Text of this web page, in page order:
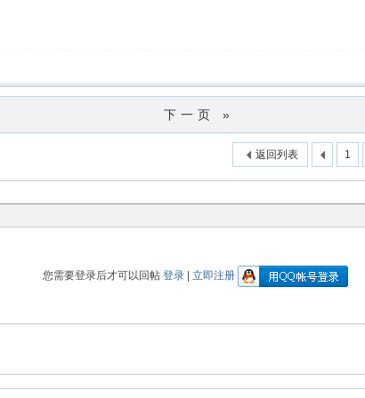
下一页 »
1
返回列表
您需要登录后才可以回帖 登录| 立即注册